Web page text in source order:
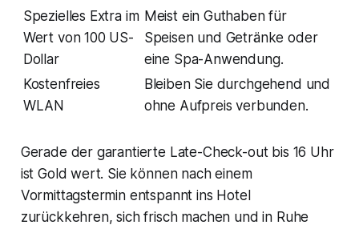
Spezielles Extra im
Wert von 100 US-
Dollar
Meist ein Guthaben für
Speisen und Getränke oder
eine Spa-Anwendung.
Kostenfreies
WLAN
Bleiben Sie durchgehend und
ohne Aufpreis verbunden.
Gerade der garantierte Late-Check-out bis 16 Uhr
ist Gold wert. Sie können nach einem
Vormittagstermin entspannt ins Hotel
zurückkehren, sich frisch machen und in Ruhe